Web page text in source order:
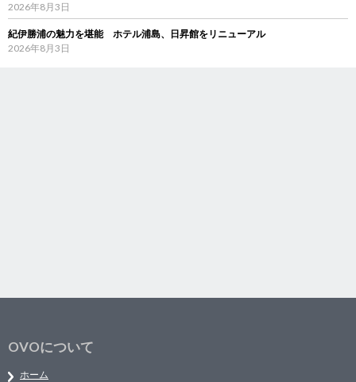
2026年8月3日
紀伊勝浦の魅力を堪能 ホテル浦島、日昇館をリニューアル
2026年8月3日
OVOについて
ホーム